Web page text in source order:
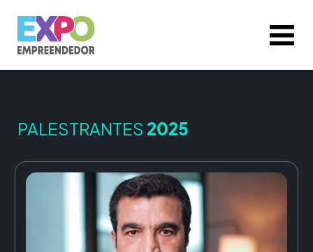
PALESTRANTES 2025